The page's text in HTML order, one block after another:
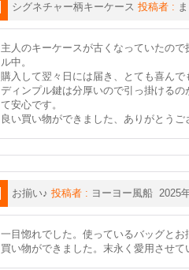
シグネチャー柄キーケース 投稿者 :
主人のキーケースが古くなっていたの
ル中。
購入して翌々日には届き、とても喜んで
ディンプル鍵は分厚いので引っ掛ける
て安心です。
良い買い物ができました、ありがとうご
お揃い♪ 投稿者 : ヨーヨー風船 2025
一目惚れでした。使っているバッグと
買い物ができました。末永く愛用させ